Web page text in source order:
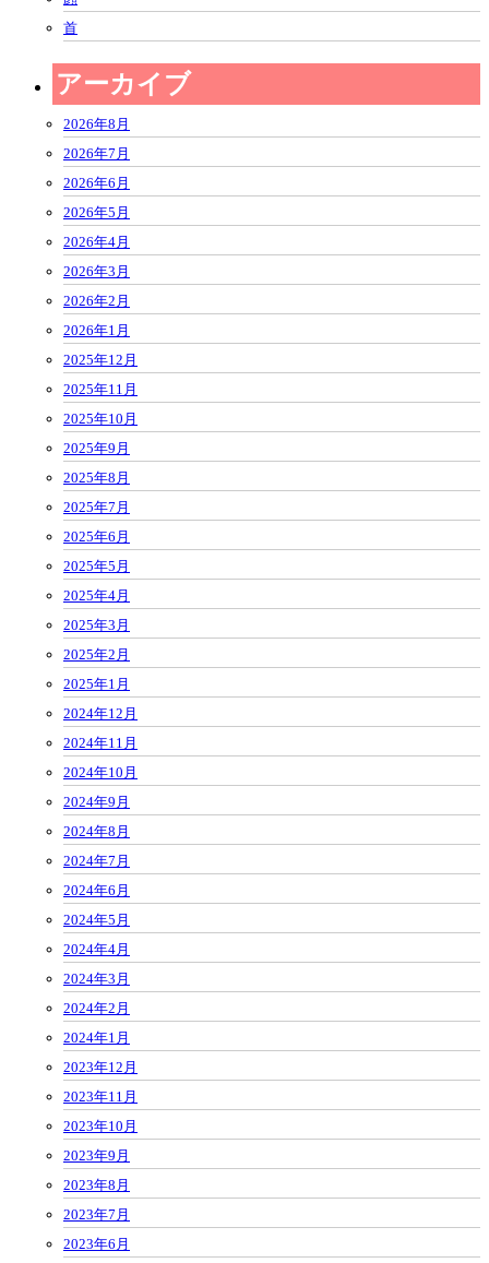
首
アーカイブ
2026年8月
2026年7月
2026年6月
2026年5月
2026年4月
2026年3月
2026年2月
2026年1月
2025年12月
2025年11月
2025年10月
2025年9月
2025年8月
2025年7月
2025年6月
2025年5月
2025年4月
2025年3月
2025年2月
2025年1月
2024年12月
2024年11月
2024年10月
2024年9月
2024年8月
2024年7月
2024年6月
2024年5月
2024年4月
2024年3月
2024年2月
2024年1月
2023年12月
2023年11月
2023年10月
2023年9月
2023年8月
2023年7月
2023年6月